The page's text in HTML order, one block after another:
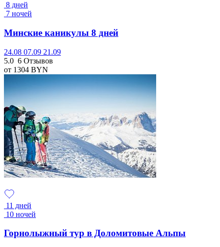
8 дней
7 ночей
Минские каникулы 8 дней
24.08 07.09 21.09
5.0 6 Отзывов
от 1304 BYN
11 дней
10 ночей
Горнолыжный тур в Доломитовые Альпы